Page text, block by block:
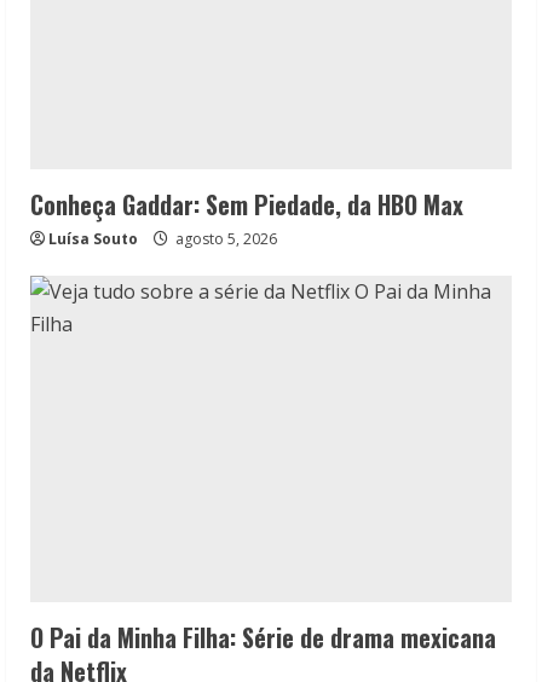
Conheça Gaddar: Sem Piedade, da HBO Max
Luísa Souto agosto 5, 2026
O Pai da Minha Filha: Série de drama mexicana
da Netflix